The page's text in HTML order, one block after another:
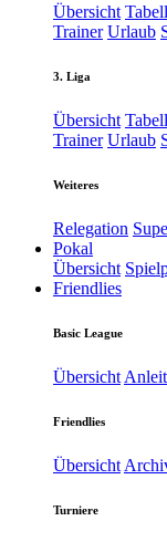
Übersicht
Trainer Urlaub
3. Liga
Übersicht
Trainer Urlaub
Weiteres
Relegation
Pokal
Übersicht
Friendlies
Basic League
Übersicht
Friendlies
Übersicht
Turniere